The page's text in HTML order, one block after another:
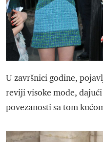
U završnici godine,
reviji visoke mode,
povezanosti sa tom